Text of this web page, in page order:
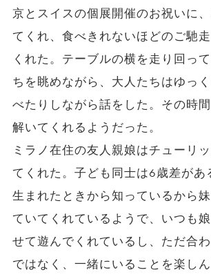
京とスイスの個展開催のお祝いに
てくれ、食べきれないほどのご馳
くれた。テーブルの横を走り回っ
ちを眺めながら、大人たちはゆっ
べたりしながら話をした。その時
解いてくれるようだった。
ミラノ在住の友人親娘はチューリ
てくれた。子ども同士は6歳差があ
生まれたときから知っているから
ていてくれているようで、いつも
せて遊んでくれているし、ただ合
ではなく、一緒にいることを楽し